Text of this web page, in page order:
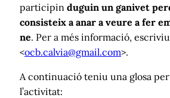
participin duguin un ganivet
consisteix a anar a veure a fer
ne. Per a més informació,
<ocb.calvia@gmail.com>.
A continuació teniu una glosa
l’activitat: